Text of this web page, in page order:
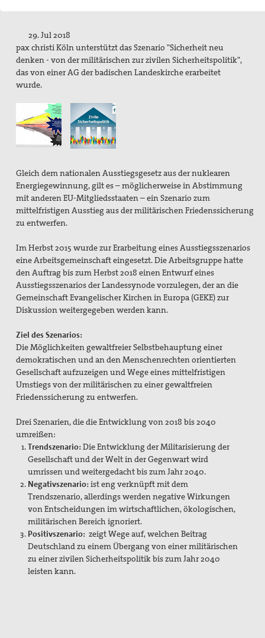
Andreas-Schillo-Fond
Nueva Esperanza
newsletter
Aufschrei Waffenhandel
2012 - Protestaktionen in Bonn und Düsseldorf
2017 - Waffeln statt Waffen in Brühl
Runder Tisch Frieden
Visionen für Kölner Kirche
Bischofswort "Gerechter Friede"
Schritte zum Frieden
pax christi-Gruppe Bonn
Gedenken zum 80. Jahrestag des Überfalls auf die
Sowjetunion
Aktionen für Flüchtlinge und gegen Rassismus
„Unter 18 nie!“
Abschaffung von Atomwaffen
Denkmal für den unbekannten Deserteur
Antimilitarismus
pax christi-Gruppe Brühl
Berlin-Reise 2022
40 Jahre pax christi Brühl - weitermachen
29. Jul 2018
pax christi Köln unterstützt das Szenario "Sicherheit neu
denken - von der militärischen zur zivilen Sicherheitspolitik",
das von einer AG der badischen Landeskirche erarbeitet
wurde.
Gleich dem nationalen Ausstiegsgesetz aus der nuklearen
Energiegewinnung, gilt es – möglicherweise in Abstimmung
mit anderen EU-Mitgliedsstaaten – ein Szenario zum
mittelfristigen Ausstieg aus der militärischen Friedenssicherung
zu entwerfen.
Im Herbst 2015 wurde zur Erarbeitung eines Ausstiegsszenarios
eine Arbeitsgemeinschaft eingesetzt. Die Arbeitsgruppe hatte
den Auftrag bis zum Herbst 2018 einen Entwurf eines
Ausstiegsszenarios der Landessynode vorzulegen, der an die
Gemeinschaft Evangelischer Kirchen in Europa (GEKE) zur
Diskussion weitergegeben werden kann.
Ziel des Szenarios:
Die Möglichkeiten gewaltfreier Selbstbehauptung einer
demokratischen und an den Menschenrechten orientierten
Gesellschaft aufzuzeigen und Wege eines mittelfristigen
Umstiegs von der militärischen zu einer gewaltfreien
Friedenssicherung zu entwerfen.
Drei Szenarien, die die Entwicklung von 2018 bis 2040
umreißen:
Trendszenario:Die Entwicklung der Militarisierung der
Gesellschaft und der Welt in der Gegenwart wird
umrissen und weitergedacht bis zum Jahr 2040.
Negativszenario:ist eng verknüpft mit dem
Trendszenario, allerdings werden negative Wirkungen
von Entscheidungen im wirtschaftlichen, ökologischen,
militärischen Bereich ignoriert.
Positivszenario: zeigt Wege auf, welchen Beitrag
Deutschland zu einem Übergang von einer militärischen
zu einer zivilen Sicherheitspolitik bis zum Jahr 2040
leisten kann.